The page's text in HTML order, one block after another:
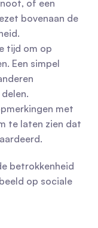
of een
bovenaan de
tijd om op
Een simpel
met
te laten zien dat
betrokkenheid
op sociale